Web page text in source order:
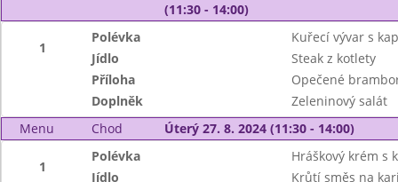
(11:30 - 14:00)
1
Polévka
Kuřecí vývar s
Jídlo
Steak z kotlety
Příloha
Opečené
Doplněk
Zeleninový salát
Menu
Chod Úterý 27. 8. 2024 (11:30 - 14:00)
1
Polévka
Hráškový krém s
Jídlo
Krůtí směs na